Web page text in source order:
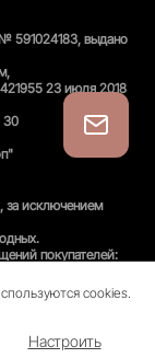
cookies.
Настроить
591024183, выдано
23 июля 2018
30
за исключением
покупателей:
94-35, email:
и услуг